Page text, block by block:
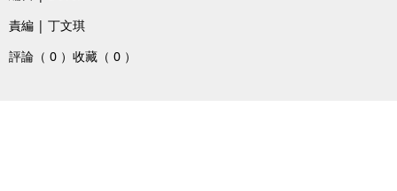
責編 | 丁文琪
評論（ 0 ） 收藏（ 0 ）